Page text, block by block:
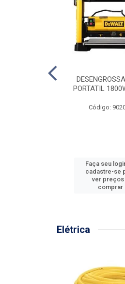
PORTATIL
Código:
Faça seu
cadastre-se
ver preços
comprar
Elétrica